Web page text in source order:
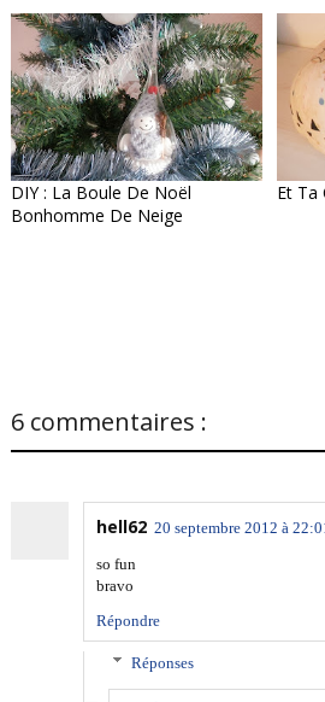
DIY : La Boule De Noël
Bonhomme De Neige
Et Ta
6 commentaires :
hell62 20 septembre 2012 à
so fun
bravo
Répondre
Réponses